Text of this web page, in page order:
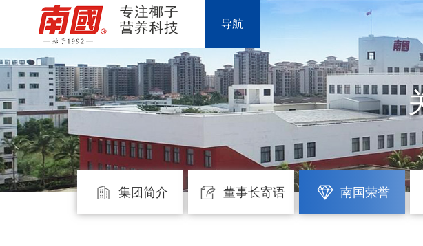
导航
集团简介 董事长寄语 南国荣誉